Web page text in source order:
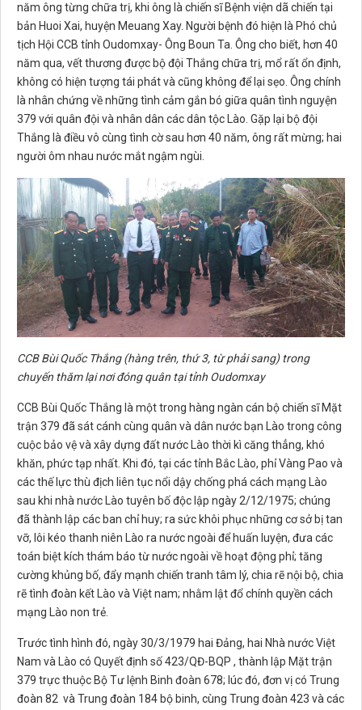
năm ông từng chữa trị, khi ông là chiến sĩ Bệnh viện dã chiến tại
bản Huoi Xai, huyện Meuang Xay. Người bệnh đó hiện là Phó chủ
tịch Hội CCB tỉnh Oudomxay- Ông Boun Ta. Ông cho biết, hơn 40
năm qua, vết thương được bộ đội Thắng chữa trị, mổ rất ổn định,
không có hiện tượng tái phát và cũng không để lại sẹo. Ông chính
là nhân chứng về những tình cảm gắn bó giữa quân tình nguyện
379 với quân đội và nhân dân các dân tộc Lào. Gặp lại bộ đội
Thắng là điều vô cùng tình cờ sau hơn 40 năm, ông rất mừng; hai
người ôm nhau nước mắt ngậm ngùi.
CCB Bùi Quốc Thắng (hàng trên, thứ 3, từ phải sang) trong
chuyến thăm lại nơi đóng quân tại tỉnh Oudomxay
CCB Bùi Quốc Thắng là một trong hàng ngàn cán bộ chiến sĩ Mặt
trận 379 đã sát cánh cùng quân và dân nước bạn Lào trong công
cuộc bảo vệ và xây dựng đất nước Lào thời kì căng thẳng, khó
khăn, phức tạp nhất. Khi đó, tại các tỉnh Bắc Lào, phỉ Vàng Pao và
các thế lực thù địch liên tục nổi dậy chống phá cách mạng Lào
sau khi nhà nước Lào tuyên bố độc lập ngày 2/12/1975; chúng
đã thành lập các ban chỉ huy; ra sức khôi phục những cơ sở bị tan
vỡ, lôi kéo thanh niên Lào ra nước ngoài để huấn luyện, đưa các
toán biệt kích thám báo từ nước ngoài về hoạt động phỉ; tăng
cường khủng bố, đẩy mạnh chiến tranh tâm lý, chia rẽ nội bộ, chia
rẽ tình đoàn kết Lào và Việt nam; nhằm lật đổ chính quyền cách
mạng Lào non trẻ.
Trước tình hình đó, ngày 30/3/1979 hai Đảng, hai Nhà nước Việt
Nam và Lào có Quyết định số 423/QĐ-BQP , thành lập Mặt trận
379 trực thuộc Bộ Tư lệnh Binh đoàn 678; lúc đó, đơn vị có Trung
đoàn 82 và Trung đoàn 184 bộ binh, cùng Trung đoàn 423 và các